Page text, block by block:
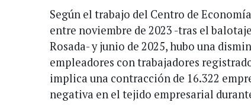
Según el trabajo del Centro de
entre noviembre de 2023 -tras el
Rosada- y junio de 2025, hubo una
empleadores con trabajadores
implica una contracción de 16.322
negativa en el tejido empresarial